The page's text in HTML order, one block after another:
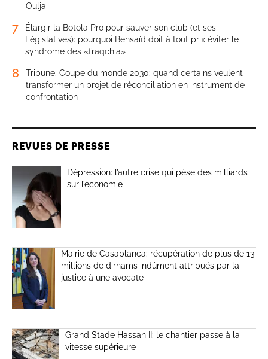
Oulja
7
Élargir la Botola Pro pour sauver son club (et ses
Législatives): pourquoi Bensaïd doit à tout prix éviter le
syndrome des «fraqchia»
8
Tribune. Coupe du monde 2030: quand certains veulent
transformer un projet de réconciliation en instrument de
confrontation
REVUES DE PRESSE
Dépression: l’autre crise qui pèse des milliards
sur l’économie
Mairie de Casablanca: récupération de plus de 13
millions de dirhams indûment attribués par la
justice à une avocate
Grand Stade Hassan II: le chantier passe à la
vitesse supérieure